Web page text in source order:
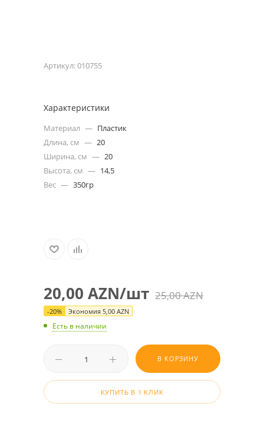
Артикул:010755
Характеристики
Материал — Пластик
Длина, см — 20
Ширина, см — 20
Высота, см — 14,5
Вес — 350гр
20,00 AZN/шт 25,00AZN
-20% Экономия 5,00 AZN
Есть в наличии
В КОРЗИНУ
КУПИТЬ В 1 КЛИК